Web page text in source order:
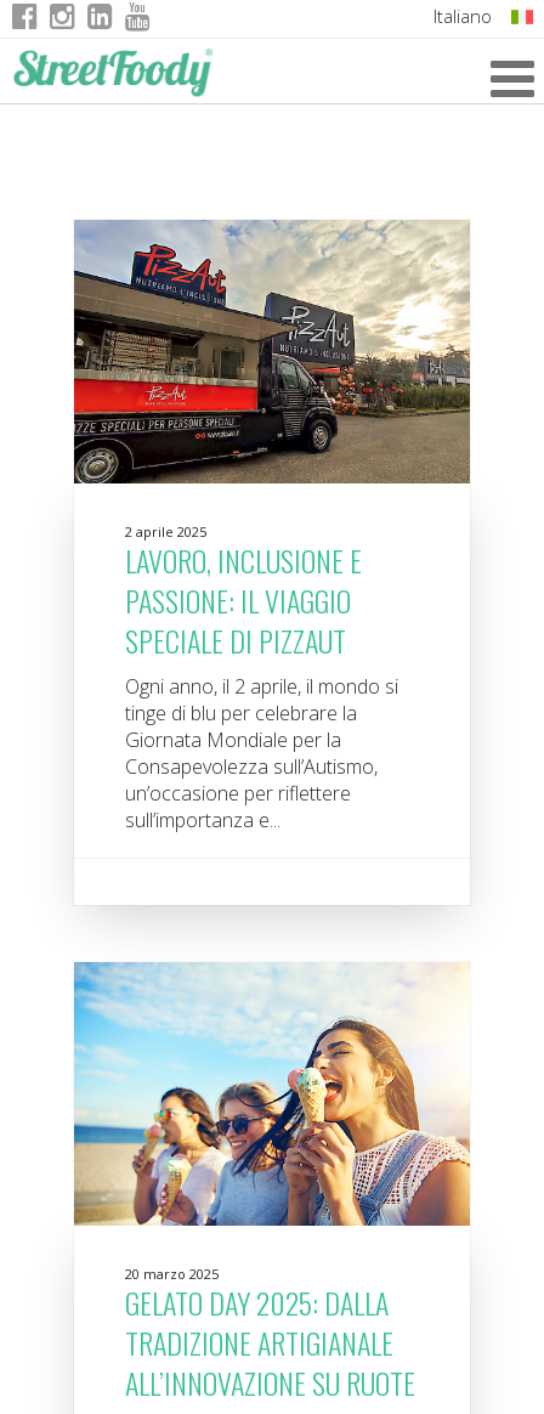
Italiano
2 aprile 2025
LAVORO, INCLUSIONE E
PASSIONE: IL VIAGGIO
SPECIALE DI PIZZAUT
Ogni anno, il 2 aprile, il mondo si
tinge di blu per celebrare la
Giornata Mondiale per la
Consapevolezza sull’Autismo,
un’occasione per riflettere
sull’importanza e...
20 marzo 2025
GELATO DAY 2025: DALLA
TRADIZIONE ARTIGIANALE
ALL’INNOVAZIONE SU RUOTE